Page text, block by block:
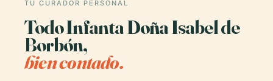
TU CURADOR PERSONAL
Todo Infanta Doña Isabel de
Borbón,
bien contado.